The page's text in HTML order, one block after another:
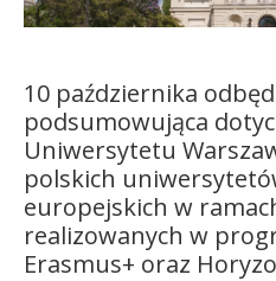
10 października
podsumowująca
Uniwersytetu
polskich
europejskich w
realizowanych w
Erasmus+ oraz